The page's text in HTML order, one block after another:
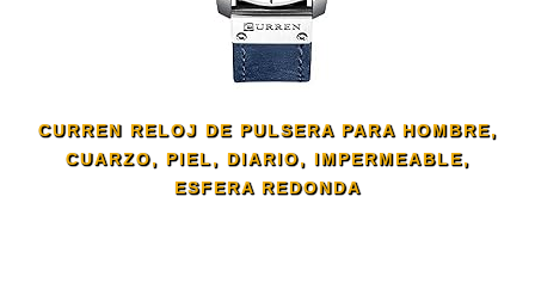
CURREN RELOJ DE PULSERA PARA HOMBRE,
CUARZO, PIEL, DIARIO, IMPERMEABLE,
ESFERA REDONDA